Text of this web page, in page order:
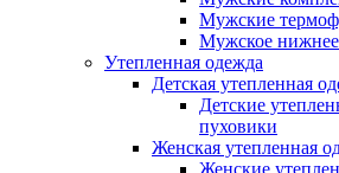
Мужские
Мужское нижнее
Утепленная одежда
Детская утепленная
Детские
пуховики
Женская утепленная
Женские